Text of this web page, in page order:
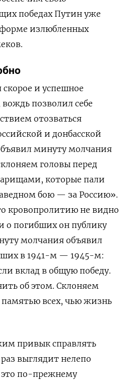
победах Путин уже
излюбленных
и успешное
позволил себе
отозваться
и донбасской
минуту молчания
головы перед
которые пали
бою — за Россию».
кровопролитию не видно
о погибших он публику
молчания объявил
в 1941-м — 1945-м:
вклад в общую победу.
об этом. Склоняем
памятью всех, чью жизнь
привык справлять
выглядит нелепо
по-прежнему